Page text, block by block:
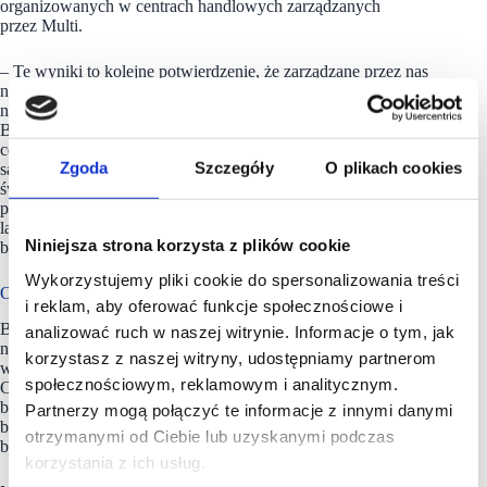
Zgoda Szczegóły O plikach cookies
Niniejsza strona korzysta z plików cookie
Wykorzystujemy pliki cookie do spersonalizowania treści
i reklam, aby oferować funkcje społecznościowe i
analizować ruch w naszej witrynie. Informacje o tym, jak
korzystasz z naszej witryny, udostępniamy partnerom
społecznościowym, reklamowym i analitycznym.
Partnerzy mogą połączyć te informacje z innymi danymi
otrzymanymi od Ciebie lub uzyskanymi podczas
korzystania z ich usług.
organizowanych w centrach handlowych zarządzanych
przez Multi.
– Te wyniki to kolejne potwierdzenie, że zarządzane przez nas
nieruchomości były i są bardzo bezpieczne oraz w pełni gotowe
na ponowne przyjęcie wszystkich klientów – mówi Adam
Bajer. – Już w listopadzie ub.r. sześć zarządzanych przez Multi
centrów handlowych otrzymało certyfikat bezpieczeństwa
sanitarnego „SafeGuard” przyznany przez Bureau Veritas –
światowego lidera certyfikacji. Wymazy z wybranych
powierzchni były wówczas badane w specjalistycznym
laboratorium pod kątem śladów koronawirusa i wynik tych
badań był negatywny.
O badaniach
Badania przeprowadzono w 11 krajach Europy
na reprezentatywnej próbie 33 tys. klientów (w tym 3,3 tys.
w Polsce) w 50 obiektach zarządzanych przez Multi
Corporation. Badania prowadzono metodą hybrydową: w ¾ –
bezpośrednio w centrach handlowych z zachowaniem zasad
bezpieczeństwa sanitarnego i w ¼ online. Realizatorem badań
była agencja ARC Rynek i Opinia.